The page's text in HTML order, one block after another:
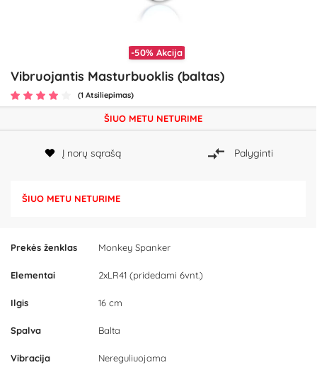
-50% Akcija
Vibruojantis Masturbuoklis (baltas)
(1 Atsiliepimas)
Prekės ženklas Monkey Spanker
Elementai 2xLR41 (pridedami 6vnt.)
Ilgis 16 cm
Spalva Balta
Vibracija Nereguliuojama
ŠIUO METU NETURIME
Į norų sąrašą Palyginti
ŠIUO METU NETURIME